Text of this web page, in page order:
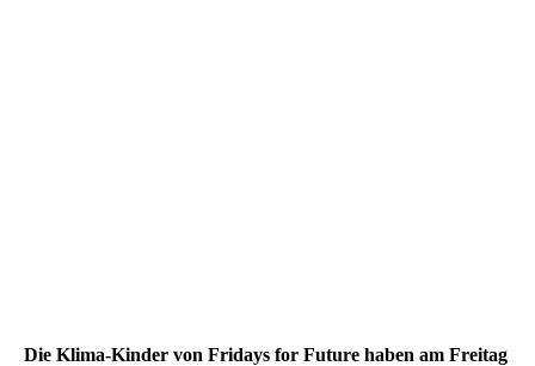
Die Klima-Kinder von Fridays for Future haben am Freitag